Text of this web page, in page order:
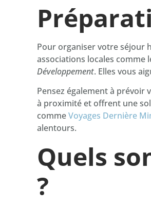
Pour organiser votre séjour
associations locales comme
Développement. Elles vous
Pensez également à prévoir
à proximité et offrent une
commeVoyages Dernière
alentours.
Quels
?